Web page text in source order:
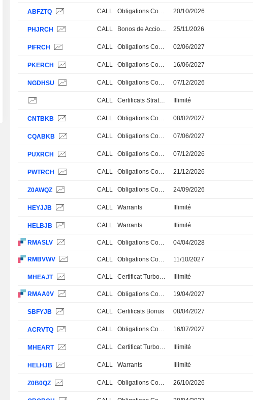
ABFZTQ CALL Obligations Convertibles 20/10/2026
PHJRCH CALL Bonos de Acciones 25/11/2026
PIFRCH CALL Obligations Convertibles 02/06/2027
PKERCH CALL Obligations Convertibles 16/06/2027
NGDHSU CALL Obligations Convertibles 07/12/2026
CALL Certificats Stratégiques, Thématiques et Paniers Illimité
CNTBKB CALL Obligations Convertibles 08/02/2027
CQABKB CALL Obligations Convertibles 07/06/2027
PUXRCH CALL Obligations Convertibles 07/12/2026
PWTRCH CALL Obligations Convertibles 21/12/2026
Z0AWQZ CALL Obligations Convertibles 24/09/2026
HEYJJB CALL Warrants Illimité
HELBJB CALL Warrants Illimité
RMASLV CALL Obligations Convertibles 04/04/2028
RMBVWV CALL Obligations Convertibles 11/10/2027
MHEAJT CALL Certificat Turbo Stop Loss Illimité
RMAA0V CALL Obligations Convertibles 19/04/2027
SBFYJB CALL Certificats Bonus 08/04/2027
ACRVTQ CALL Obligations Convertibles 16/07/2027
MHEART CALL Certificat Turbo Stop Loss Illimité
HELHJB CALL Warrants Illimité
Z0B0QZ CALL Obligations Convertibles 26/10/2026